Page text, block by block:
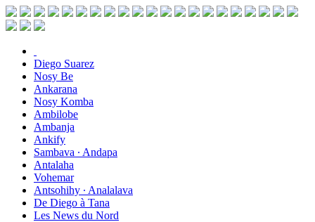
Diego Suarez
Nosy Be
Ankarana
Nosy Komba
Ambilobe
Ambanja
Ankify
Sambava ∙ Andapa
Antalaha
Vohemar
Antsohihy ∙ Analalava
De Diego à Tana
Les News du Nord